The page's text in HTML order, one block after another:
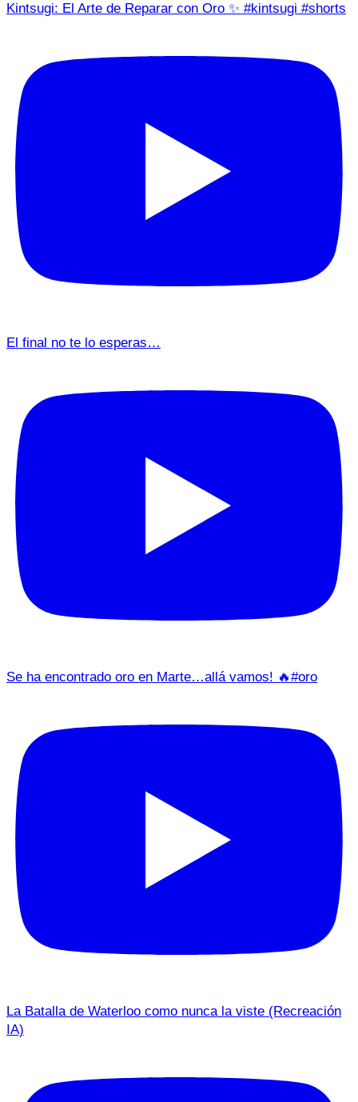
Kintsugi: El Arte de Reparar con Oro ✨ #kintsugi #shorts
El final no te lo esperas…
Se ha encontrado oro en Marte…allá vamos! 🔥#oro
La Batalla de Waterloo como nunca la viste (Recreación
IA)